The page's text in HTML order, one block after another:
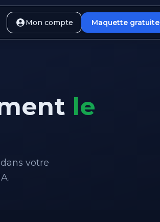
Mon compte Maquette gratuite
le
votre